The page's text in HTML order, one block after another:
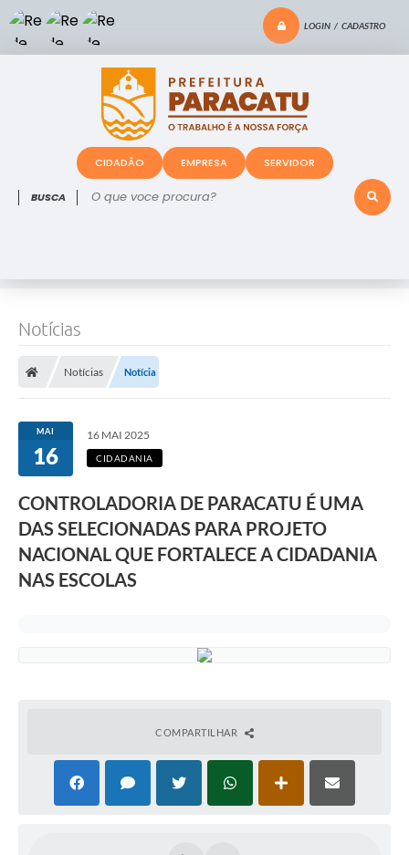
LOGIN / CADASTRO
O que voce procura?
CIDADÃO EMPRESA SERVIDOR
Notícias
Notícias Notícia
MAI
16
16 MAI 2025
CIDADANIA
CONTROLADORIA DE PARACATU É UMA
DAS SELECIONADAS PARA PROJETO
NACIONAL QUE FORTALECE A CIDADANIA
NAS ESCOLAS
COMPARTILHAR